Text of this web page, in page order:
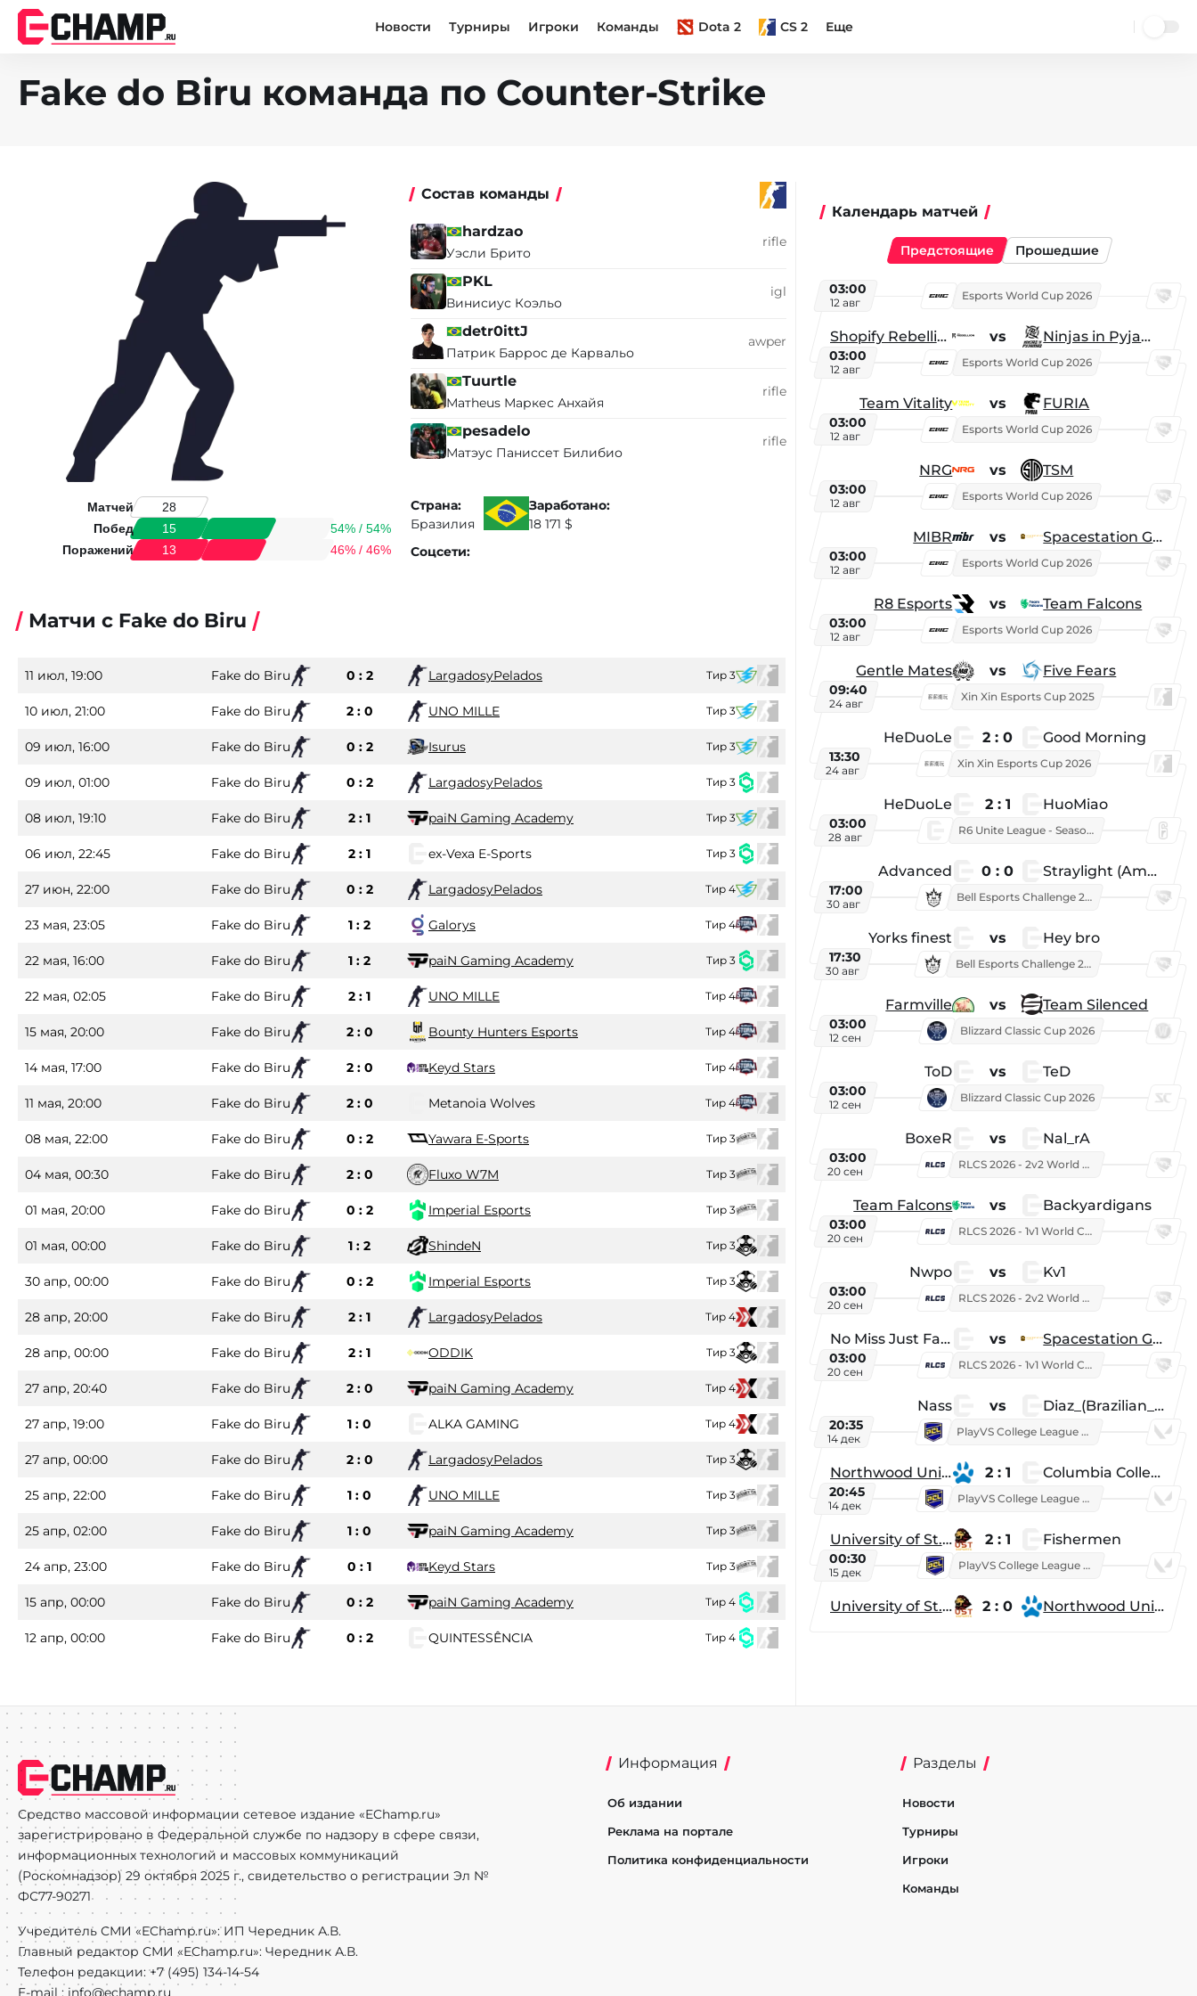
Новости Турниры Игроки Команды Dota 2 CS 2 Еще
Fake do Biru команда по Counter-Strike
Состав команды
hardzao
Уэсли Брито
rifle
PKL
Винисиус Коэльо
igl
detr0ittJ
Патрик Баррос де Карвальо
awper
Tuurtle
Матheus Маркес Анхайя
rifle
pesadelo
Матэус Паниссет Билибио
rifle
Матчей
28
Побед
15
54% / 54%
Поражений
13 46% / 46%
Страна:
Бразилия
Заработано:
18 171 $
Соцсети:
Матчи с Fake do Biru
11 июл, 19:00 Fake do Biru 0 : 2 LargadosyPelados Тир 3
10 июл, 21:00 Fake do Biru 2 : 0 UNO MILLE Тир 3
09 июл, 16:00 Fake do Biru 0 : 2 Isurus Тир 3
09 июл, 01:00 Fake do Biru 0 : 2 LargadosyPelados Тир 3
08 июл, 19:10 Fake do Biru 2 : 1 paiN Gaming Academy Тир 3
06 июл, 22:45 Fake do Biru 2 : 1 ex-Vexa E-Sports Тир 3
27 июн, 22:00 Fake do Biru 0 : 2 LargadosyPelados Тир 4
23 мая, 23:05 Fake do Biru 1 : 2 Galorys Тир 4
22 мая, 16:00 Fake do Biru 1 : 2 paiN Gaming Academy Тир 3
22 мая, 02:05 Fake do Biru 2 : 1 UNO MILLE Тир 4
15 мая, 20:00 Fake do Biru 2 : 0 Bounty Hunters Esports Тир 4
14 мая, 17:00 Fake do Biru 2 : 0 Keyd Stars Тир 4
11 мая, 20:00 Fake do Biru 2 : 0 Metanoia Wolves Тир 4
08 мая, 22:00 Fake do Biru 0 : 2 Yawara E-Sports Тир 3
04 мая, 00:30 Fake do Biru 2 : 0 Fluxo W7M Тир 3
01 мая, 20:00 Fake do Biru 0 : 2 Imperial Esports Тир 3
01 мая, 00:00 Fake do Biru 1 : 2 ShindeN Тир 3
30 апр, 00:00 Fake do Biru 0 : 2 Imperial Esports Тир 3
28 апр, 20:00 Fake do Biru 2 : 1 LargadosyPelados Тир 4
28 апр, 00:00 Fake do Biru 2 : 1 ODDIK Тир 3
27 апр, 20:40 Fake do Biru 2 : 0 paiN Gaming Academy Тир 4
27 апр, 19:00 Fake do Biru 1 : 0 ALKA GAMING Тир 4
27 апр, 00:00 Fake do Biru 2 : 0 LargadosyPelados Тир 3
25 апр, 22:00 Fake do Biru 1 : 0 UNO MILLE Тир 3
25 апр, 02:00 Fake do Biru 1 : 0 paiN Gaming Academy Тир 3
24 апр, 23:00 Fake do Biru 0 : 1 Keyd Stars Тир 3
15 апр, 00:00 Fake do Biru 0 : 2 paiN Gaming Academy Тир 4
12 апр, 00:00 Fake do Biru 0 : 2 QUINTESSÊNCIA Тир 4
Календарь матчей
Предстоящие Прошедшие
03:00
12 авг
Esports World Cup 2026
Shopify Rebellion vs Ninjas in Pyjamas
03:00
12 авг
Esports World Cup 2026
Team Vitality vs FURIA
03:00
12 авг
Esports World Cup 2026
NRG vs TSM
03:00
12 авг
Esports World Cup 2026
MIBR vs Spacestation Gaming
03:00
12 авг
Esports World Cup 2026
R8 Esports vs Team Falcons
03:00
12 авг
Esports World Cup 2026
Gentle Mates vs Five Fears
09:40
24 авг
Xin Xin Esports Cup 2025
HeDuoLe 2 : 0 Good Morning
13:30
24 авг
Xin Xin Esports Cup 2026
HeDuoLe 2 : 1 HuoMiao
03:00
28 авг
R6 Unite League - Season 1
Advanced 0 : 0 Straylight (American team)
17:00
30 авг
Bell Esports Challenge 2026
Yorks finest vs Hey bro
17:30
30 авг
Bell Esports Challenge 2026
Farmville vs Team Silenced
03:00
12 сен
Blizzard Classic Cup 2026
ToD vs TeD
03:00
12 сен
Blizzard Classic Cup 2026
BoxeR vs Nal_rA
03:00
20 сен
RLCS 2026 - 2v2 World Championship
Team Falcons vs Backyardigans
03:00
20 сен
RLCS 2026 - 1v1 World Championship
Nwpo vs Kv1
03:00
20 сен
RLCS 2026 - 2v2 World Championship
No Miss Just Fake vs Spacestation Gaming
03:00
20 сен
RLCS 2026 - 1v1 World Championship
Nass vs Diaz_(Brazilian_Player)
20:35
14 дек
PlayVS College League 2025: Fall
Northwood University 2 : 1 Columbia College
20:45
14 дек
PlayVS College League 2025: Fall
University of St. Thomas 2 : 1 Fishermen
00:30
15 дек
PlayVS College League 2025: Fall
University of St. Thomas 2 : 0 Northwood University
Средство массовой информации сетевое издание «EChamp.ru»
зарегистрировано в Федеральной службе по надзору в сфере связи,
информационных технологий и массовых коммуникаций
(Роскомнадзор) 29 октября 2025 г., свидетельство о регистрации Эл №
ФС77-90271
Учредитель СМИ «EChamp.ru»: ИП Чередник А.В.
Главный редактор СМИ «EChamp.ru»: Чередник А.В.
Телефон редакции: +7 (495) 134-14-54
E-mail : info@echamp.ru
Информация
Об издании
Реклама на портале
Политика конфиденциальности
Разделы
Новости
Турниры
Игроки
Команды